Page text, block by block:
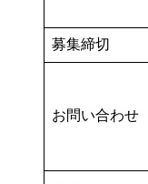
募集締切
お問い合わせ